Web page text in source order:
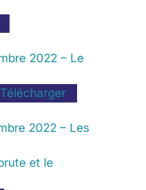
2022 – Le
Télécharger
2022 – Les
et le